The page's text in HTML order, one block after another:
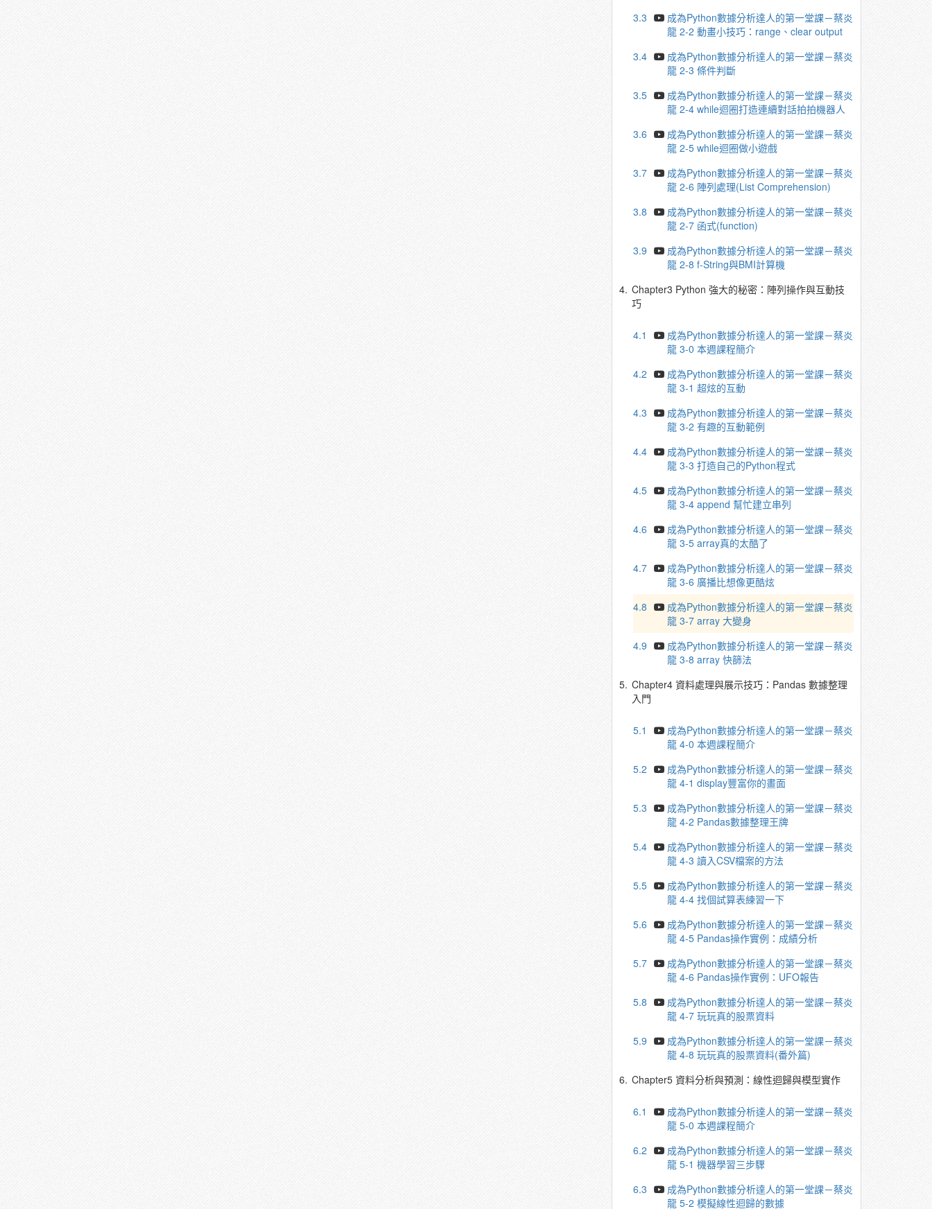
3.3
成為Python數據分析達人的第一堂課－蔡炎
龍 2-2 動畫小技巧：range、clear output
3.4
成為Python數據分析達人的第一堂課－蔡炎
龍 2-3 條件判斷
3.5
成為Python數據分析達人的第一堂課－蔡炎
龍 2-4 while迴圈打造連續對話拍拍機器人
3.6
成為Python數據分析達人的第一堂課－蔡炎
龍 2-5 while迴圈做小遊戲
3.7
成為Python數據分析達人的第一堂課－蔡炎
龍 2-6 陣列處理(List Comprehension)
3.8
成為Python數據分析達人的第一堂課－蔡炎
龍 2-7 函式(function)
3.9
成為Python數據分析達人的第一堂課－蔡炎
龍 2-8 f-String與BMI計算機
4. Chapter3 Python 強大的秘密：陣列操作與互動技
巧
4.1
成為Python數據分析達人的第一堂課－蔡炎
龍 3-0 本週課程簡介
4.2
成為Python數據分析達人的第一堂課－蔡炎
龍 3-1 超炫的互動
4.3
成為Python數據分析達人的第一堂課－蔡炎
龍 3-2 有趣的互動範例
4.4
成為Python數據分析達人的第一堂課－蔡炎
龍 3-3 打造自己的Python程式
4.5
成為Python數據分析達人的第一堂課－蔡炎
龍 3-4 append 幫忙建立串列
4.6
成為Python數據分析達人的第一堂課－蔡炎
龍 3-5 array真的太酷了
4.7
成為Python數據分析達人的第一堂課－蔡炎
龍 3-6 廣播比想像更酷炫
4.8
成為Python數據分析達人的第一堂課－蔡炎
龍 3-7 array 大變身
4.9
成為Python數據分析達人的第一堂課－蔡炎
龍 3-8 array 快篩法
5. Chapter4 資料處理與展示技巧：Pandas 數據整理
入門
5.1
成為Python數據分析達人的第一堂課－蔡炎
龍 4-0 本週課程簡介
5.2
成為Python數據分析達人的第一堂課－蔡炎
龍 4-1 display豐富你的畫面
5.3
成為Python數據分析達人的第一堂課－蔡炎
龍 4-2 Pandas數據整理王牌
5.4
成為Python數據分析達人的第一堂課－蔡炎
龍 4-3 讀入CSV檔案的方法
5.5
成為Python數據分析達人的第一堂課－蔡炎
龍 4-4 找個試算表練習一下
5.6
成為Python數據分析達人的第一堂課－蔡炎
龍 4-5 Pandas操作實例：成績分析
5.7
成為Python數據分析達人的第一堂課－蔡炎
龍 4-6 Pandas操作實例：UFO報告
5.8
成為Python數據分析達人的第一堂課－蔡炎
龍 4-7 玩玩真的股票資料
5.9
成為Python數據分析達人的第一堂課－蔡炎
龍 4-8 玩玩真的股票資料(番外篇)
6. Chapter5 資料分析與預測：線性迴歸與模型實作
6.1
成為Python數據分析達人的第一堂課－蔡炎
龍 5-0 本週課程簡介
6.2
成為Python數據分析達人的第一堂課－蔡炎
龍 5-1 機器學習三步驟
6.3
成為Python數據分析達人的第一堂課－蔡炎
龍 5-2 模擬線性迴歸的數據